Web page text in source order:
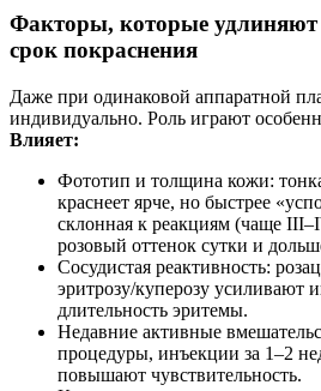
Факторы, которые
срок покраснения
Даже при одинаковой аппаратной
индивидуально. Роль играют
Влияет:
Фототип и толщина кожи:
краснеет ярче, но быстрее
склонная к реакциям (чаще
розовый оттенок сутки и
Сосудистая реактивность:
эритрозу/куперозу усиливают
длительность эритемы.
Недавние активные
процедуры, инъекции за 1–2
повышают чувствительность.